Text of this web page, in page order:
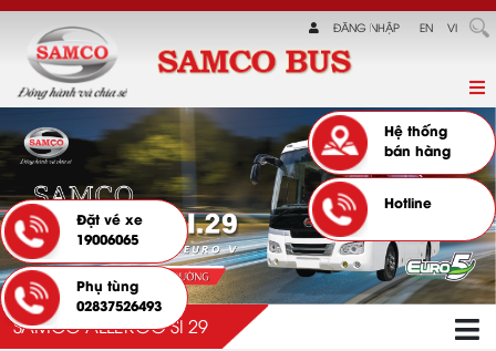
ĐĂNG NHẬP EN VI
SAMCO ALLERGO SI 29
Đặt vé xe
19006065
Phụ tùng
02837526493
Hệ thống
bán hàng
Hotline